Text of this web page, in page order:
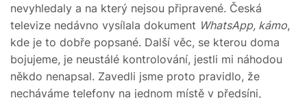
nevyhledaly a na který nejsou připravené. Česká
televize nedávno vysílala dokument WhatsApp, kámo,
kde je to dobře popsané. Další věc, se kterou doma
bojujeme, je neustálé kontrolování, jestli mi náhodou
někdo nenapsal. Zavedli jsme proto pravidlo, že
necháváme telefony na jednom místě v předsíni,